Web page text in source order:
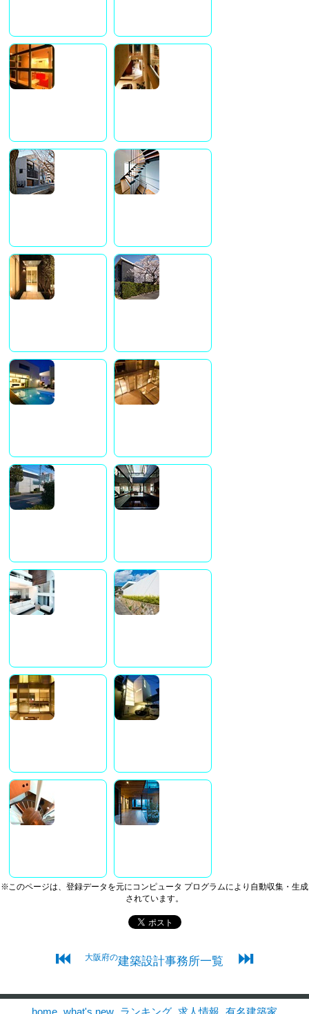
※このページは、登録データを元にコンピュータ プログラムにより自動収集・生成
されています。
⏮ 大阪府の建築設計事務所一覧 ⏭
home what's new ランキング 求人情報 有名建築家